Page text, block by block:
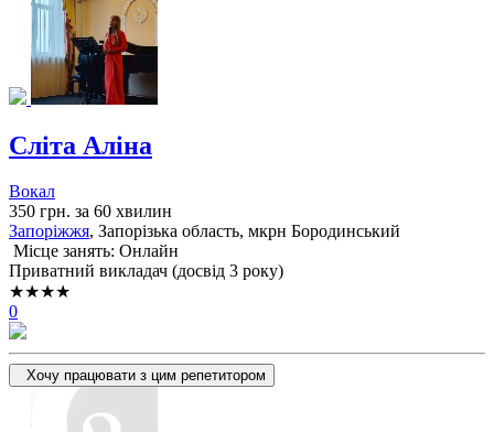
Сліта Аліна
Вокал
350 грн. за 60 хвилин
Запоріжжя, Запорізька область, мкрн Бородинський
Місце занять: Онлайн
Приватний викладач (досвід 3 року)
★★★★
0
Хочу працювати з цим репетитором